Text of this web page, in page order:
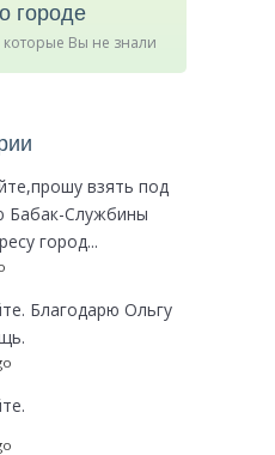
городе
которые Вы не знали
взять под
Бабак-Службины
город...
Благодарю Ольгу